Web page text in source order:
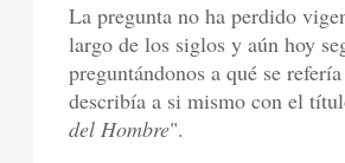
La pregunta no ha perdido
largo de los siglos y aún hoy
preguntándonos a qué se refería
describía a si mismo con el
del Hombre".